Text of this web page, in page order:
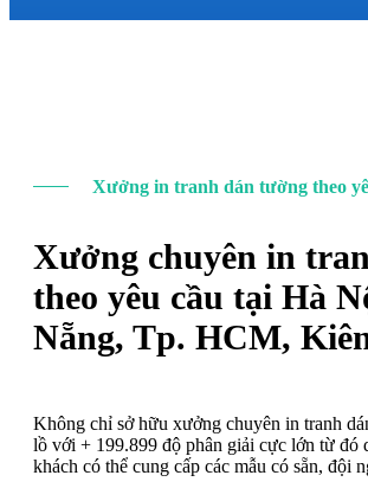
Xưởng in tranh dán tường theo
Xưởng chuyên in
theo yêu cầu tại Hà
Nẵng, Tp. HCM,
Không chỉ sở hữu xưởng chuyên in tranh
lồ với + 199.899 độ phân giải cực lớn từ đó
khách có thể cung cấp các mẫu có sẵn, đội